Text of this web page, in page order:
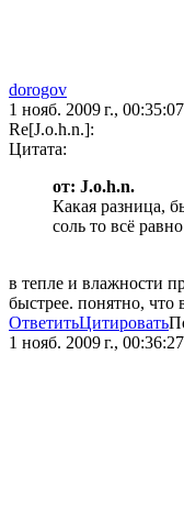
dorogov
1 нояб. 2009 г., 00:35:07
Re[J.o.h.n.]:
Цитата:
от: J.o.h.n.
Какая разница,
соль то всё
в тепле и влажности
быстрее. понятно, что
ОтветитьЦитировать
1 нояб. 2009 г., 00:36:27